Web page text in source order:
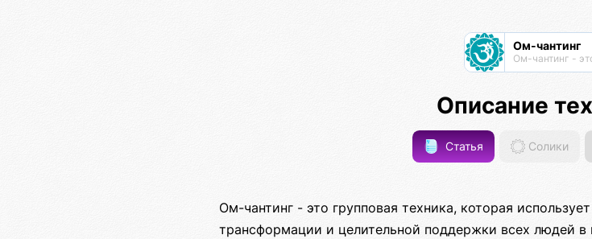
Ом-чантинг
Описание
Статья Солики
Ом-чантинг - это групповая техника, которая
трансформации и целительной поддержки всех людей